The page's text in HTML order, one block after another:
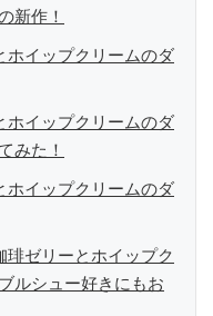
新作！
ホイップクリームのダ
ホイップクリームのダ
みた！
ホイップクリームのダ
ゼリーとホイップク
ルシュー好きにもお